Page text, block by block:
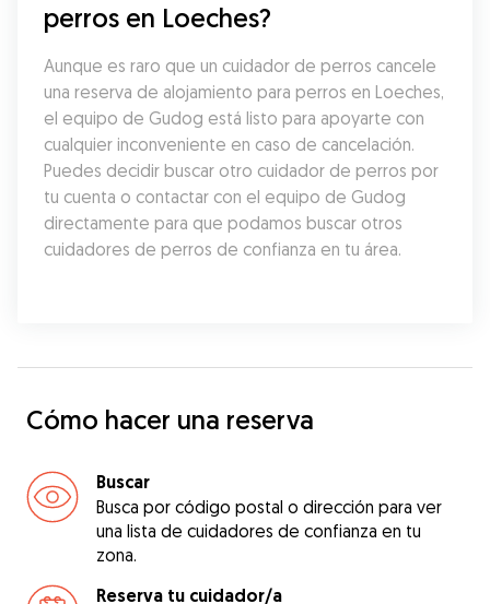
perros en Loeches?
Aunque es raro que un cuidador de perros cancele
una reserva de alojamiento para perros en Loeches,
el equipo de Gudog está listo para apoyarte con
cualquier inconveniente en caso de cancelación.
Puedes decidir buscar otro cuidador de perros por
tu cuenta o contactar con el equipo de Gudog
directamente para que podamos buscar otros
cuidadores de perros de confianza en tu área.
Cómo hacer una reserva
Buscar
Busca por código postal o dirección para ver
una lista de cuidadores de confianza en tu
zona.
Reserva tu cuidador/a